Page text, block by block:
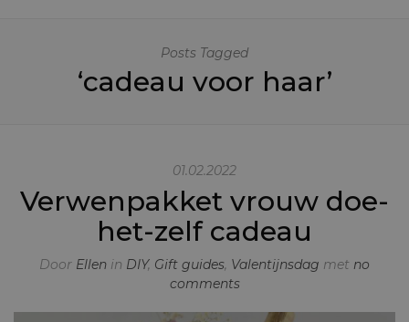
Posts Tagged
‘cadeau voor haar’
01.02.2022
Verwenpakket vrouw doe-
het-zelf cadeau
Door Ellen in DIY, Gift guides, Valentijnsdag met no
comments